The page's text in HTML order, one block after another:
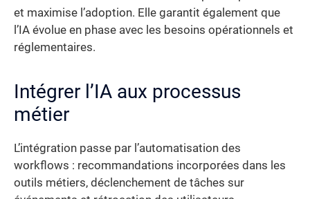
et maximise l’adoption. Elle garantit également que
l’IA évolue en phase avec les besoins opérationnels et
réglementaires.
Intégrer l’IA aux processus
métier
L’intégration passe par l’automatisation des
workflows : recommandations incorporées dans les
outils métiers, déclenchement de tâches sur